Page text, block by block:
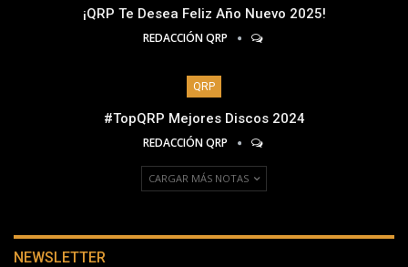
¡QRP Te Desea Feliz Año Nuevo 2025!
REDACCIÓN QRP
QRP
#TopQRP Mejores Discos 2024
REDACCIÓN QRP
CARGAR MÁS NOTAS
NEWSLETTER